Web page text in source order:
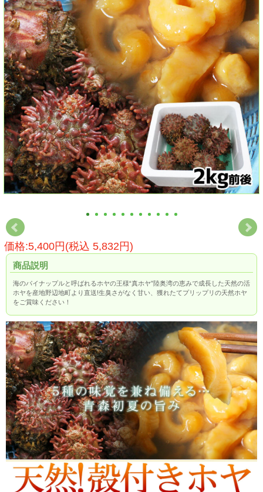
価格:5,400円(税込 5,832円)
商品説明
海のパイナップルと呼ばれるホヤの王様“真ホヤ”陸奥湾の恵みで成長した天然の活
ホヤを産地野辺地町より直送!生臭さがなく甘い、獲れたてプリップリの天然ホヤ
をご賞味ください！